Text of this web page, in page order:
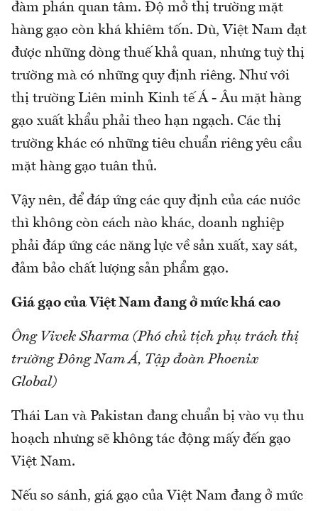
đàm phán quan tâm. Độ mở thị trường mặt
hàng gạo còn khá khiêm tốn. Dù, Việt Nam đạt
được những dòng thuế khả quan, nhưng tuỳ thị
trường mà có những quy định riêng. Như với
thị trường Liên minh Kinh tế Á - Âu mặt hàng
gạo xuất khẩu phải theo hạn ngạch. Các thị
trường khác có những tiêu chuẩn riêng yêu cầu
mặt hàng gạo tuân thủ.
Vậy nên, để đáp ứng các quy định của các nước
thì không còn cách nào khác, doanh nghiệp
phải đáp ứng các năng lực về sản xuất, xay sát,
đảm bảo chất lượng sản phẩm gạo.
Giá gạo của Việt Nam đang ở mức khá cao
Ông Vivek Sharma (Phó chủ tịch phụ trách thị
trường Đông Nam Á, Tập đoàn Phoenix
Global)
Thái Lan và Pakistan đang chuẩn bị vào vụ thu
hoạch nhưng sẽ không tác động mấy đến gạo
Việt Nam.
Nếu so sánh, giá gạo của Việt Nam đang ở mức